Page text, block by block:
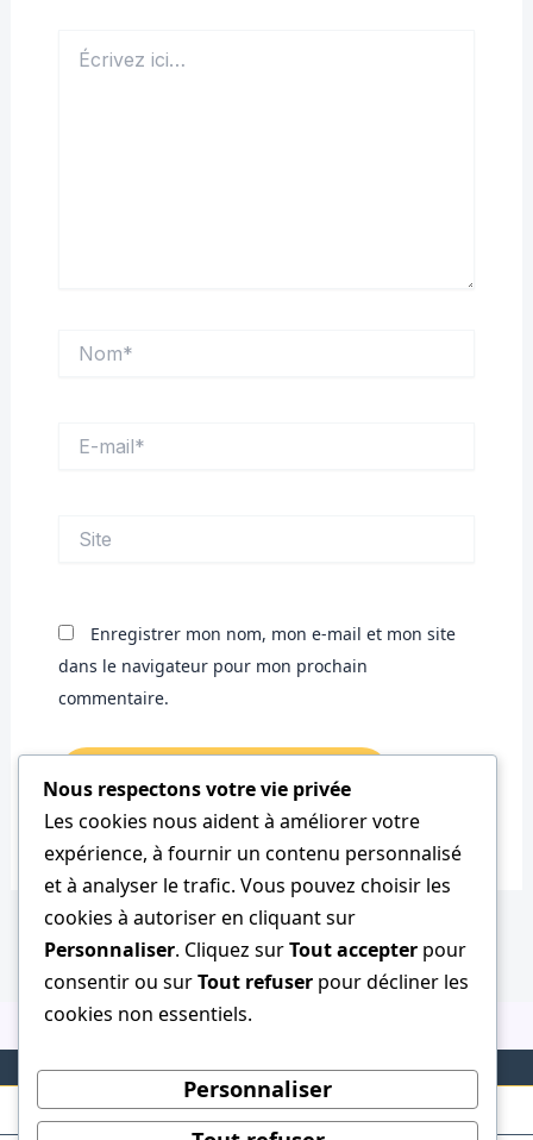
ici…
mail*
Enregistrer mon nom, mon e-mail et mon site
dans le navigateur pour mon prochain
commentaire.
Nous respectons votre vie privée
Les cookies nous aident à améliorer votre
expérience, à fournir un contenu personnalisé
et à analyser le trafic. Vous pouvez choisir les
cookies à autoriser en cliquant sur
Personnaliser. Cliquez surTout accepter pour
consentir ou surTout refuser pour décliner les
cookies non essentiels.
Personnaliser